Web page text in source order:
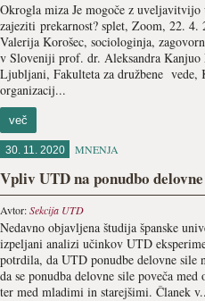
Okrogla miza Je mogoče z uveljavitvijo
zajeziti prekarnost? splet, Zoom, 22.
Valerija Korošec, sociologinja,
v Sloveniji prof. dr. Aleksandra
Ljubljani, Fakulteta za družbene vede,
organizacij...
več
30. 11. 2020 MNENJA
Vpliv UTD na ponudbo
Avtor:Sekcija UTD
Nedavno objavljena študija španske
izpeljani analizi učinkov UTD
potrdila, da UTD ponudbe delovne sile
da se ponudba delovne sile poveča
ter med mladimi in starejšimi. Članek